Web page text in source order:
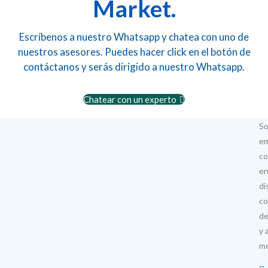
Market.
Escríbenos a nuestro Whatsapp y chatea con uno de
nuestros asesores. Puedes hacer click en el botón de
contáctanos y serás dirigido a nuestro Whatsapp.
Chatear con un experto
y